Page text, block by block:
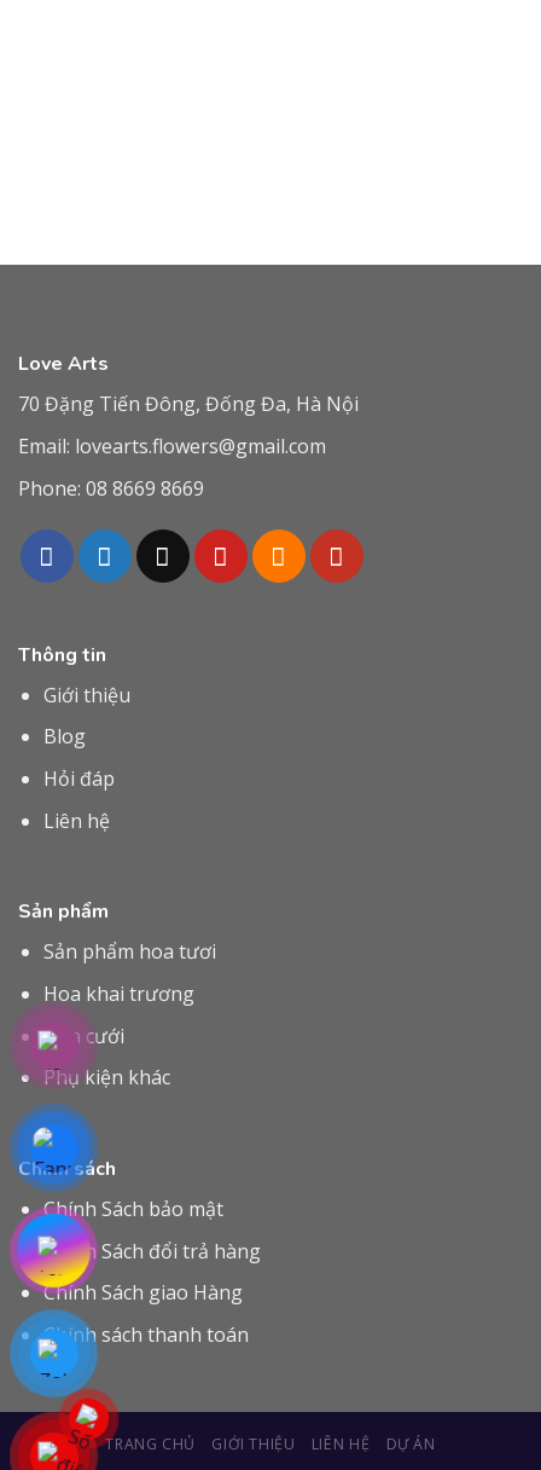
Love Arts
70 Đặng Tiến Đông, Đống Đa, Hà Nội
Email: lovearts.flowers@gmail.com
Phone: 08 8669 8669
Thông tin
Giới thiệu
Blog
Hỏi đáp
Liên hệ
Sản phẩm
Sản phẩm hoa tươi
Hoa khai trương
Hoa cưới
Phụ kiện khác
Chính sách
Chính Sách bảo mật
Chính Sách đổi trả hàng
Chính Sách giao Hàng
Chính sách thanh toán
TRANG CHỦ GIỚI THIỆU LIÊN HỆ DỰ ÁN